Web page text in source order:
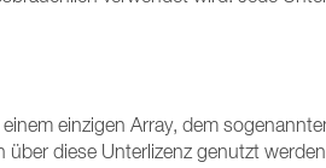
einzigen Array, dem
über diese Unterlizenz genutzt